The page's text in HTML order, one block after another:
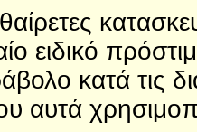
ειδικό
κατά τις
αυτά